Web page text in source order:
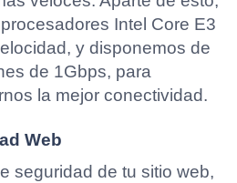
Intel Core E3
y disponemos de
de 1Gbps, para
la mejor conectividad.
Web
seguridad de tu sitio web,